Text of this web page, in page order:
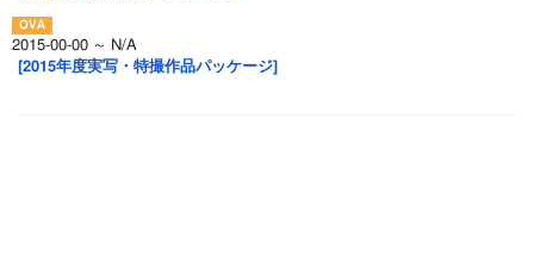
2015-00-00 ～ N/A
[2015年度実写・特撮作品パッケージ]